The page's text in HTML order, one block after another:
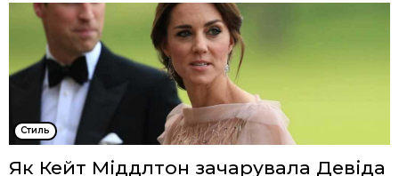
Стиль
Як Кейт Міддлтон зачарувала Девіда